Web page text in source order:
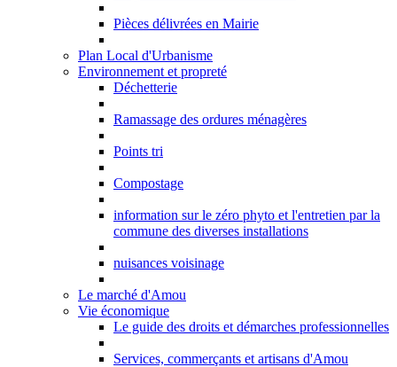
Pièces délivrées en Mairie
Plan Local d'Urbanisme
Environnement et propreté
Déchetterie
Ramassage des ordures ménagères
Points tri
Compostage
information sur le zéro phyto et l'entretien par la
commune des diverses installations
nuisances voisinage
Le marché d'Amou
Vie économique
Le guide des droits et démarches professionnelles
Services, commerçants et artisans d'Amou